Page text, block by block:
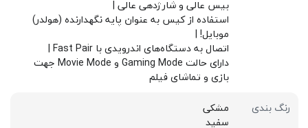
بیس عالی و شارژدهی عالی |
استفاده از کیس به عنوان پایه نگهدارنده (هولدر)
موبایل! |
اتصال به دستگاه‌های اندرویدی با Fast Pair |
دارای حالت Gaming Mode و Movie Mode جهت
بازی و تماشای فیلم
رنگ بندی
مشکی
سفید